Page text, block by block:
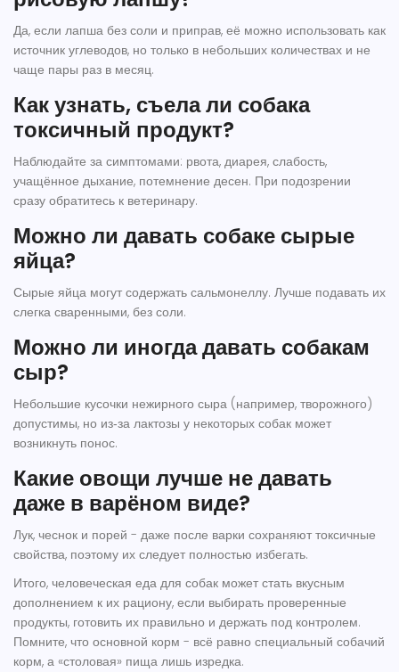
Да, если лапша без соли и приправ, её можно использовать как
источник углеводов, но только в небольших количествах и не
чаще пары раз в месяц.
Как узнать, съела ли собака
токсичный продукт?
Наблюдайте за симптомами: рвота, диарея, слабость,
учащённое дыхание, потемнение десен. При подозрении
сразу обратитесь к ветеринару.
Можно ли давать собаке сырые
яйца?
Сырые яйца могут содержать сальмонеллу. Лучше подавать их
слегка сваренными, без соли.
Можно ли иногда давать собакам
сыр?
Небольшие кусочки нежирного сыра (например, творожного)
допустимы, но из‑за лактозы у некоторых собак может
возникнуть понос.
Какие овощи лучше не давать
даже в варёном виде?
Лук, чеснок и порей - даже после варки сохраняют токсичные
свойства, поэтому их следует полностью избегать.
Итого, человеческая еда для собак может стать вкусным
дополнением к их рациону, если выбирать проверенные
продукты, готовить их правильно и держать под контролем.
Помните, что основной корм - всё равно специальный собачий
корм, а «столовая» пища лишь изредка.